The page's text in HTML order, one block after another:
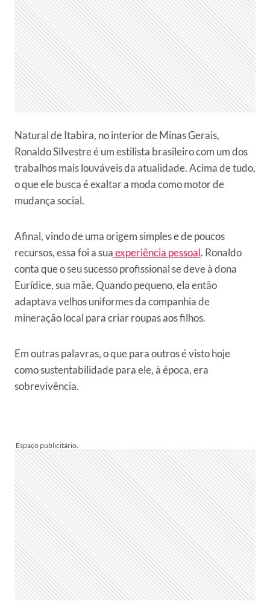
Natural de Itabira, no interior de Minas Gerais,
Ronaldo Silvestre é um estilista brasileiro com um dos
trabalhos mais louváveis da atualidade. Acima de tudo,
o que ele busca é exaltar a moda como motor de
mudança social.
Afinal, vindo de uma origem simples e de poucos
recursos, essa foi a suaexperiência pessoal. Ronaldo
conta que o seu sucesso profissional se deve à dona
Eurídice, sua mãe. Quando pequeno, ela então
adaptava velhos uniformes da companhia de
mineração local para criar roupas aos filhos.
Em outras palavras, o que para outros é visto hoje
como sustentabilidade para ele, à época, era
sobrevivência.